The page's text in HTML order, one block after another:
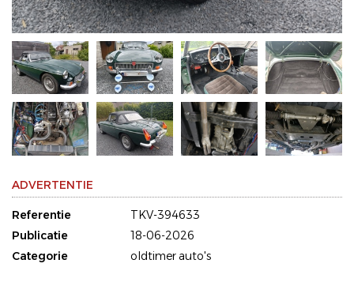
ADVERTENTIE
Referentie
TKV-394633
Publicatie
18-06-2026
Categorie
oldtimer auto's